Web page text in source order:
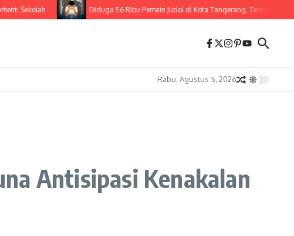
Diduga 56 Ribu Pemain Judol di Kota Tangerang, Terindikasi 3.021
Rabu, Agustus 5, 2026
Antisipasi Kenakalan